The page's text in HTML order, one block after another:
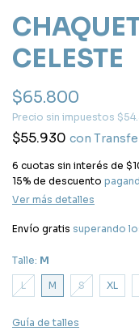
CELESTE
$65.800
Precio sin impuestos
$55.930 con
6 cuotas sin interés de
15% de descuento
Ver más detalles
Envío gratis superando
Talle: M
L M S XL
Guía de talles